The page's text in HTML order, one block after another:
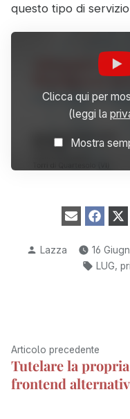
questo tipo di
Display
WordPress
from
Clicca qui per
(leggi la
Mostra
Share
on
E
m
i
Share
on
F
a
e
b
o
X
(
i
t
Pubblicato
Lazza 16
Tag:
LUG
Navigazione
articoli
Articolo precedente
Tutelare la
frontend